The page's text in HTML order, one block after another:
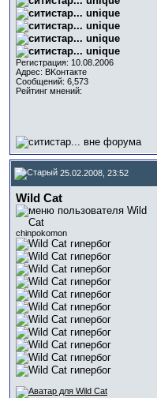
Регистрация: 10.08.2006
Адрес: BKонтактe
Сообщений: 6,573
Рейтинг мнений:
25.02.2008, 23:52
Wild Cat
chinpokomon